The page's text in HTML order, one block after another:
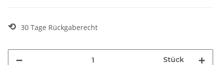
⟲ 30 Tage Rückgaberecht
Stück